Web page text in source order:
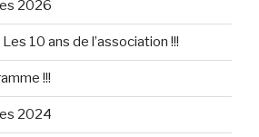
2026
10 ans de l’association !!!
!!!
2024